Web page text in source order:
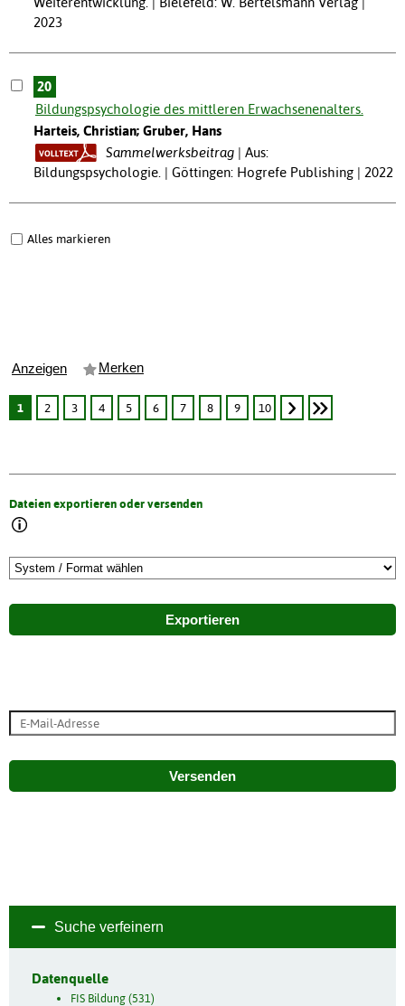
2023
20
Bildungspsychologie des mittleren Erwachsenenalters.
Harteis, Christian; Gruber, Hans
Sammelwerksbeitrag
Aus:
Bildungspsychologie. | Göttingen: Hogrefe Publishing | 2022
Alles markieren
Anzeigen Merken
1 2 3 4 5 6 7 8 9 10
Dateien exportieren oder versenden
Exportieren
Versenden
Suche verfeinern
Datenquelle
FIS Bildung (531)